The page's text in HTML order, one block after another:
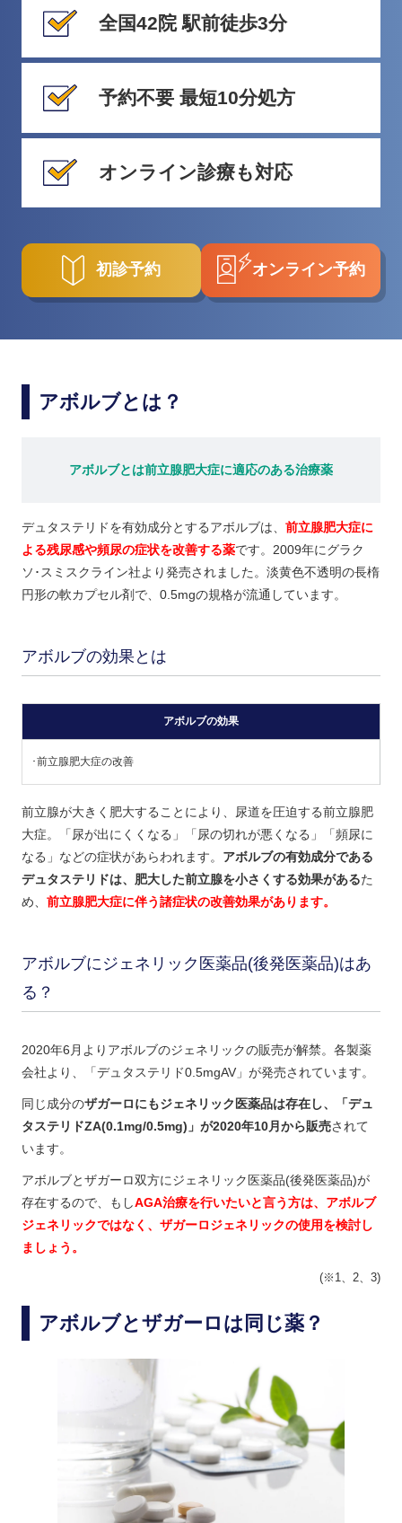
全国42院 駅前徒歩3分
予約不要 最短10分処方
オンライン診療も対応
初診予約 オンライン予約
アボルブとは？
アボルブとは前立腺肥大症に適応のある治療薬
デュタステリドを有効成分とするアボルブは、 前立腺肥大症に
よる残尿感や頻尿の症状を改善する薬です。2009年にグラク
ソ･スミスクライン社より発売されました。淡黄色不透明の長楕
円形の軟カプセル剤で、0.5mgの規格が流通しています。
アボルブの効果とは
アボルブの効果
･前立腺肥大症の改善
前立腺が大きく肥大することにより、尿道を圧迫する前立腺肥
大症。「尿が出にくくなる」「尿の切れが悪くなる」「頻尿に
なる」などの症状があらわれます。 アボルブの有効成分である
デュタステリドは、肥大した前立腺を小さくする効果があるた
め、 前立腺肥大症に伴う諸症状の改善効果があります。
アボルブにジェネリック医薬品(後発医薬品)はあ
る？
2020年6月よりアボルブのジェネリックの販売が解禁。各製薬
会社より、「デュタステリド0.5mgAV」が発売されています。
同じ成分のザガーロにもジェネリック医薬品は存在し、「デュ
タステリドZA(0.1mg/0.5mg)」が2020年10月から販売されて
います。
アボルブとザガーロ双方にジェネリック医薬品(後発医薬品)が
存在するので、もしAGA治療を行いたいと言う方は、アボルブ
ジェネリックではなく、ザガーロジェネリックの使用を検討し
ましょう。
(※1、2、3)
アボルブとザガーロは同じ薬？